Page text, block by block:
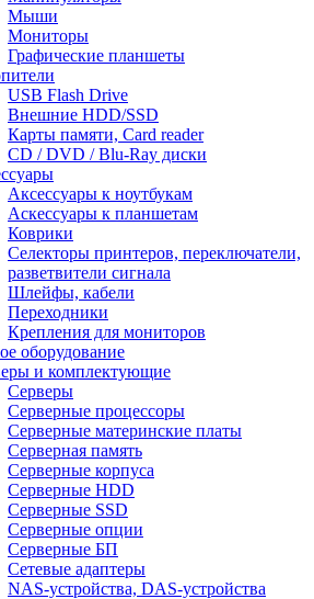
Мыши
Мониторы
Графические планшеты
USB Flash Drive
Внешние HDD/SSD
Карты памяти, Card reader
CD / DVD / Blu-Ray диски
Аксессуары к ноутбукам
Аскессуары к планшетам
Коврики
Селекторы принтеров, переключатели,
разветвители сигнала
Шлейфы, кабели
Переходники
Крепления для мониторов
оборудование
и комплектующие
Серверы
Серверные процессоры
Серверные материнские платы
Серверная память
Серверные корпуса
Серверные HDD
Серверные SSD
Серверные опции
Серверные БП
Сетевые адаптеры
NAS-устройства, DAS-устройства